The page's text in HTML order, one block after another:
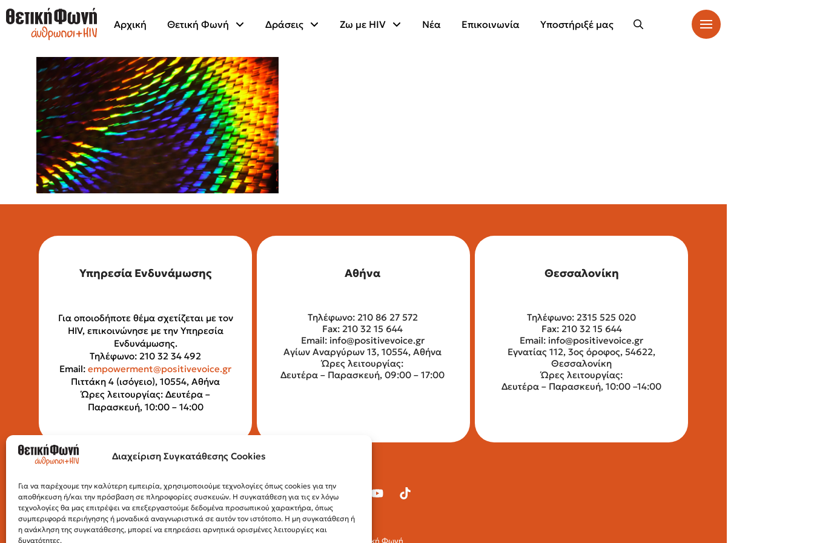
Διαχείριση Συγκατάθεσης Cookies
Για να παρέχουμε την καλύτερη εμπειρία, χρησιμοποιούμε τεχνολογίες όπως cookies για την
αποθήκευση ή/και την πρόσβαση σε πληροφορίες συσκευών. Η συγκατάθεση για τις εν λόγω
τεχνολογίες θα μας επιτρέψει να επεξεργαστούμε δεδομένα προσωπικού χαρακτήρα, όπως
συμπεριφορά περιήγησης ή μοναδικά αναγνωριστικά σε αυτόν τον ιστότοπο. Η μη συγκατάθεση ή
η ανάκληση της συγκατάθεσης, μπορεί να επηρεάσει αρνητικά ορισμένες λειτουργίες και
δυνατότητες.
Αρχική Θετική Φωνή Δράσεις Ζω με HIV Νέα Επικοινωνία Υποστήριξέ μας
Υπηρεσία Ενδυνάμωσης
Για οποιοδήποτε θέμα σχετίζεται με τον
HIV, επικοινώνησε με την Υπηρεσία
Ενδυνάμωσης.
Τηλέφωνο: 210 32 34 492
Email: empowerment@positivevoice.gr
Πιττάκη 4 (ισόγειο), 10554, Αθήνα
Ώρες λειτουργίας: Δευτέρα –
Παρασκευή, 10:00 – 14:00
Αθήνα
Τηλέφωνο: 210 86 27 572
Fax: 210 32 15 644
Email: info@positivevoice.gr
Αγίων Αναργύρων 13, 10554, Αθήνα
Ώρες λειτουργίας:
Δευτέρα – Παρασκευή, 09:00 – 17:00
Θεσσαλονίκη
Τηλέφωνο: 2315 525 020
Fax: 210 32 15 644
Email: info@positivevoice.gr
Εγνατίας 112, 3ος όροφος, 54622,
Θεσσαλονίκη
Ώρες λειτουργίας:
Δευτέρα – Παρασκευή, 10:00 –14:00